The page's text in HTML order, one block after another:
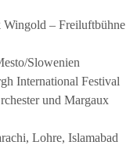
Wingold – Freiluftbühne
Slowenien
International Festival
und Margaux
Lohre, Islamabad